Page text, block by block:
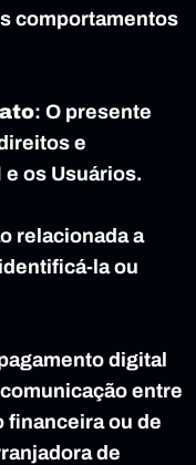
comportamentos
: O presente
e
e os Usuários.
relacionada a
la ou
digital
entre
financeira ou de
de